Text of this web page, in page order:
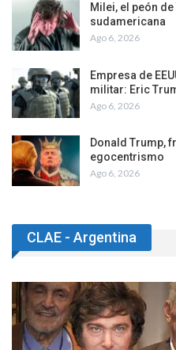
Milei, el peón
sudamericana
Ago 6, 2026
Empresa de
militar: Eric
Ago 6, 2026
Donald Trump,
egocentrismo
Ago 6, 2026
CLAE - Argentina